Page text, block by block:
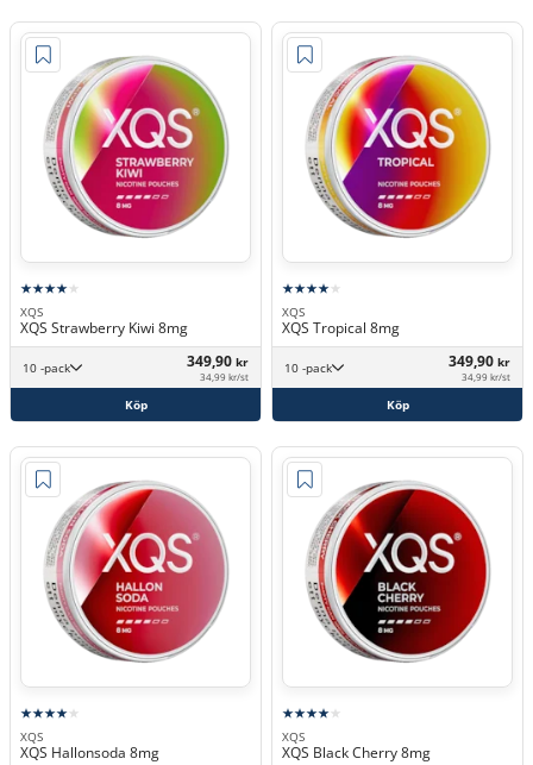
XQS
XQS Strawberry Kiwi 8mg
10 -pack 349,90 kr
34,99 kr/st
Köp
XQS
XQS Tropical 8mg
10 -pack 349,90 kr
34,99 kr/st
Köp
XQS
XQS Hallonsoda 8mg
XQS
XQS Black Cherry 8mg